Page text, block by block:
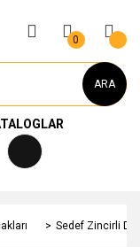
ARA
0
Sedef Zincirli